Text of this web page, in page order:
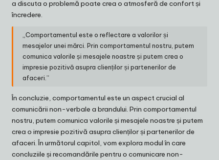
a discuta o problemă poate crea o atmosferă de confort și
încredere.
„Comportamentul este o reflectare a valorilor și
mesajelor unei mărci. Prin comportamentul nostru, putem
comunica valorile și mesajele noastre și putem crea o
impresie pozitivă asupra clienților și partenerilor de
afaceri.”
În concluzie, comportamentul este un aspect crucial al
comunicării non-verbale a brandului. Prin comportamentul
nostru, putem comunica valorile și mesajele noastre și putem
crea o impresie pozitivă asupra clienților și partenerilor de
afaceri. În următorul capitol, vom explora modul în care
concluziile și recomandările pentru o comunicare non-